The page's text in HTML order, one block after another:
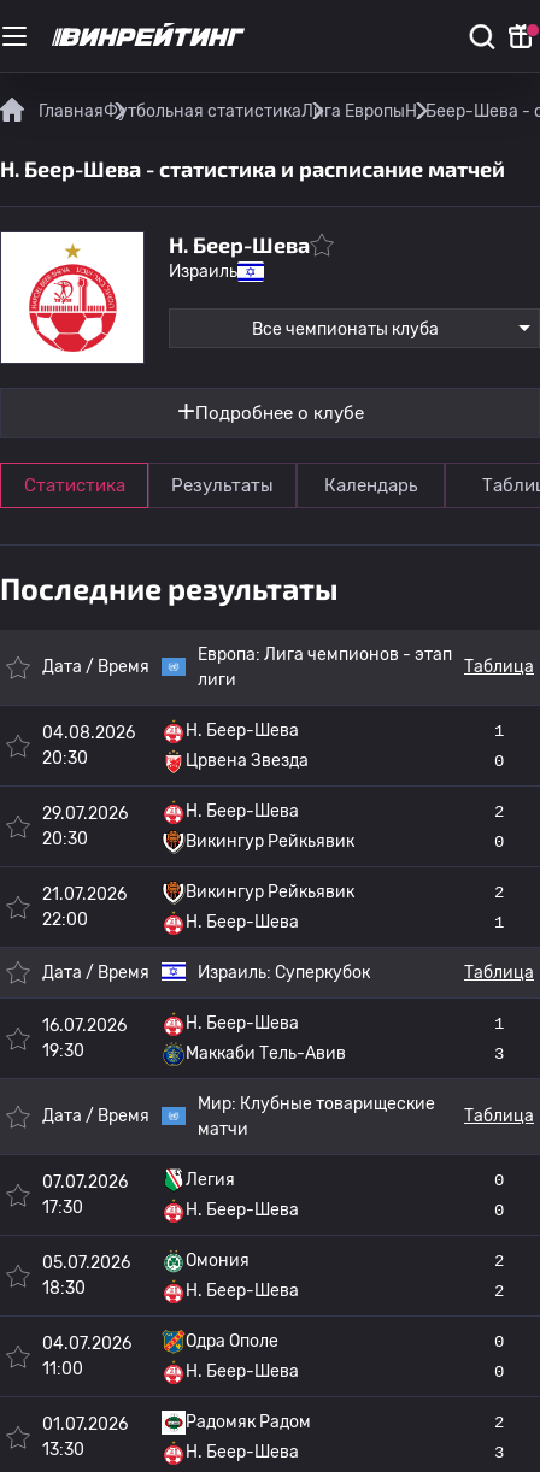
ГлавнаяФутбольная статистикаЛига ЕвропыH. Беер-Шева -
H. Беер-Шева - статистика и расписание матчей
H. Беер-Шева
Израиль
Все чемпионаты клуба
Подробнее о клубе
Статистика Результаты Календарь
Последние результаты
Дата / Время
Европа: Лига чемпионов - этап
лиги
Таблица
04.08.2026
20:30
H. Беер-Шева
Црвена Звезда
1
0
29.07.2026
20:30
H. Беер-Шева
Викингур Рейкьявик
2
0
21.07.2026
22:00
Викингур Рейкьявик
H. Беер-Шева
2
1
Дата / Время Израиль: Суперкубок Таблица
16.07.2026
19:30
H. Беер-Шева
Маккаби Тель-Авив
1
3
Дата / Время
Мир: Клубные товарищеские
матчи
Таблица
07.07.2026
17:30
Легия
H. Беер-Шева
0
0
05.07.2026
18:30
Омония
H. Беер-Шева
2
2
04.07.2026
11:00
Одра Ополе
H. Беер-Шева
0
0
01.07.2026
13:30
Радомяк Радом
H. Беер-Шева
2
3